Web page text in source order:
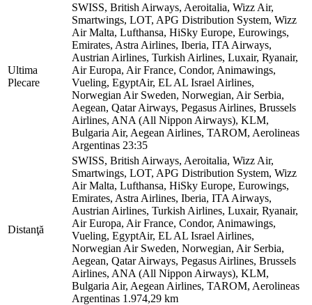
Ultima
Plecare
SWISS, British Airways, Aeroitalia, Wizz Air,
Smartwings, LOT, APG Distribution System, Wizz
Air Malta, Lufthansa, HiSky Europe, Eurowings,
Emirates, Astra Airlines, Iberia, ITA Airways,
Austrian Airlines, Turkish Airlines, Luxair, Ryanair,
Air Europa, Air France, Condor, Animawings,
Vueling, EgyptAir, EL AL Israel Airlines,
Norwegian Air Sweden, Norwegian, Air Serbia,
Aegean, Qatar Airways, Pegasus Airlines, Brussels
Airlines, ANA (All Nippon Airways), KLM,
Bulgaria Air, Aegean Airlines, TAROM, Aerolineas
Argentinas 23:35
Distanţă
SWISS, British Airways, Aeroitalia, Wizz Air,
Smartwings, LOT, APG Distribution System, Wizz
Air Malta, Lufthansa, HiSky Europe, Eurowings,
Emirates, Astra Airlines, Iberia, ITA Airways,
Austrian Airlines, Turkish Airlines, Luxair, Ryanair,
Air Europa, Air France, Condor, Animawings,
Vueling, EgyptAir, EL AL Israel Airlines,
Norwegian Air Sweden, Norwegian, Air Serbia,
Aegean, Qatar Airways, Pegasus Airlines, Brussels
Airlines, ANA (All Nippon Airways), KLM,
Bulgaria Air, Aegean Airlines, TAROM, Aerolineas
Argentinas 1.974,29 km